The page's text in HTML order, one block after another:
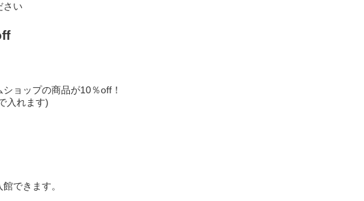
さい
ョップの商品が10％off！
入れます)
できます。